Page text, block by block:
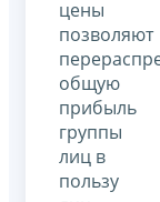
цены
позволяют
общую
прибыль
группы
лиц в
пользу